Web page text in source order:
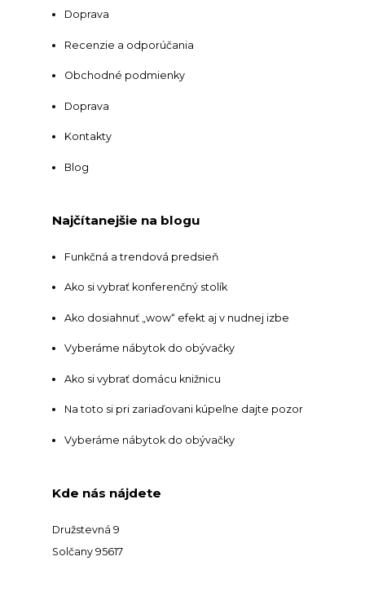
Doprava
Recenzie a odporúčania
Obchodné podmienky
Doprava
Kontakty
Blog
Najčítanejšie na blogu
Funkčná a trendová predsieň
Ako si vybrať konferenčný stolík
Ako dosiahnuť „wow“ efekt aj v nudnej izbe
Vyberáme nábytok do obývačky
Ako si vybrať domácu knižnicu
Na toto si pri zariaďovani kúpeľne dajte pozor
Vyberáme nábytok do obývačky
Kde nás nájdete
Družstevná 9
Solčany 95617